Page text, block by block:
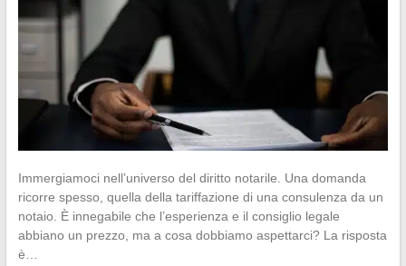
Immergiamoci nell’universo del diritto notarile. Una domanda
ricorre spesso, quella della tariffazione di una consulenza da un
notaio. È innegabile che l’esperienza e il consiglio legale
abbiano un prezzo, ma a cosa dobbiamo aspettarci? La risposta
è…